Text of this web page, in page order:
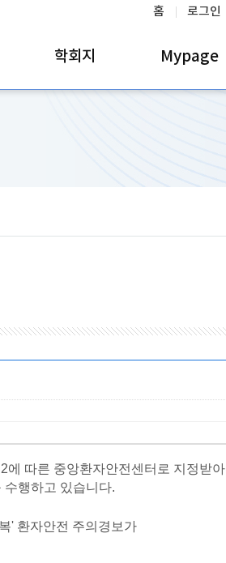
홈 로그인
학회지 Mypage
에 따른 중앙환자안전센터로 지정받아
수행하고 있습니다.
' 환자안전 주의경보가